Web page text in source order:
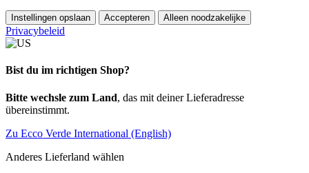
Instellingen opslaan Accepteren Alleen noodzakelijke
Privacybeleid
Bist du im richtigen Shop?
Bitte wechsle zum Land, das mit deiner Lieferadresse
übereinstimmt.
Zu Ecco Verde International (English)
Anderes Lieferland wählen